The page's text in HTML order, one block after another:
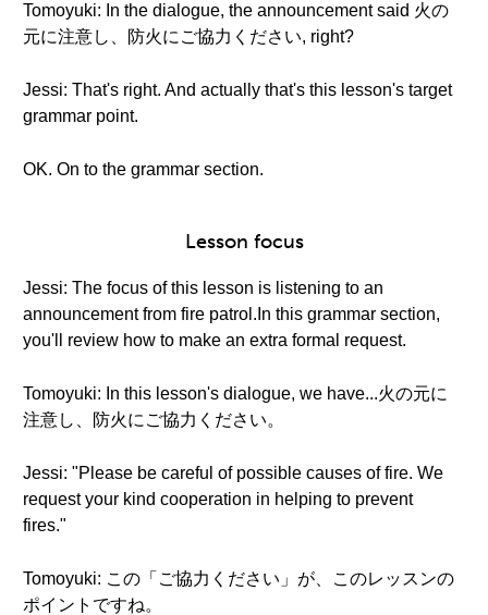
Tomoyuki: In the dialogue, the announcement said 火の
元に注意し、防火にご協力ください, right?
Jessi: That's right. And actually that's this lesson's target
grammar point.
OK. On to the grammar section.
Lesson focus
Jessi: The focus of this lesson is listening to an
announcement from fire patrol.In this grammar section,
you'll review how to make an extra formal request.
Tomoyuki: In this lesson's dialogue, we have...火の元に
注意し、防火にご協力ください。
Jessi: "Please be careful of possible causes of fire. We
request your kind cooperation in helping to prevent
fires."
Tomoyuki: この「ご協力ください」が、このレッスンの
ポイントですね。